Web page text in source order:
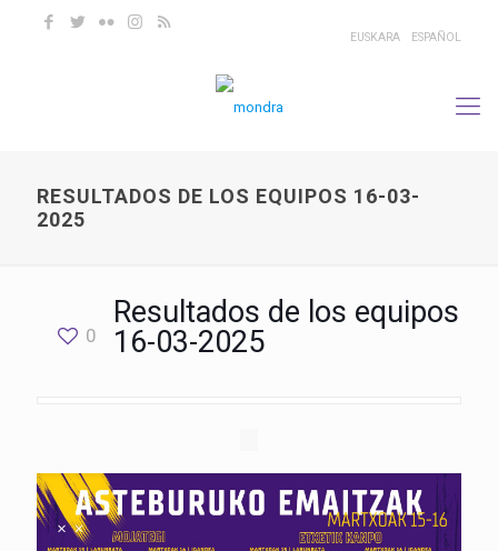
EUSKARA ESPAÑOL
RESULTADOS DE LOS EQUIPOS 16-03-
2025
0
Resultados de los equipos
16-03-2025